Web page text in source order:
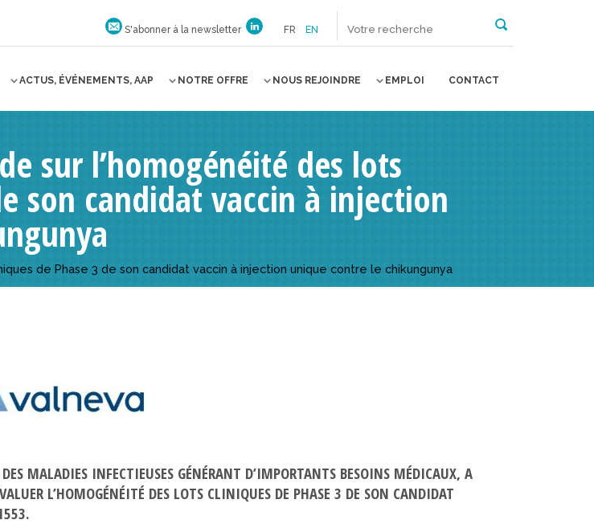
S'abonner à la newsletter FR EN
ACTUS, ÉVÉNEMENTS, AAP NOTRE OFFRE NOUS REJOINDRE EMPLOI CONTACT
sur l’homogénéité des lots
son candidat vaccin à injection
de Phase 3 de son candidat vaccin à injection unique contre le chikungunya
MALADIES INFECTIEUSES GÉNÉRANT D’IMPORTANTS BESOINS MÉDICAUX, A
L’HOMOGÉNÉITÉ DES LOTS CLINIQUES DE PHASE 3 DE SON CANDIDAT